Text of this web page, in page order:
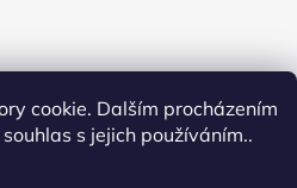
cookie. Dalším procházením
s jejich používáním..